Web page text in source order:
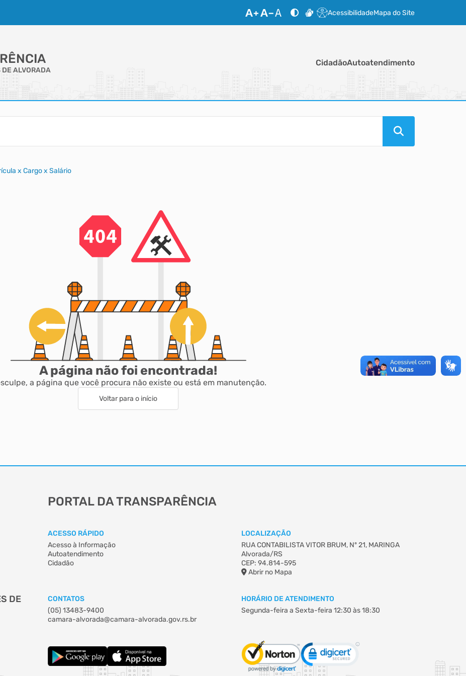
AcessibilidadeMapa do Site
ALVORADA
CidadãoAutoatendimento
x Cargo x Salário
A página não foi encontrada!
a página que você procura não existe ou está em manutenção.
Voltar para o início
DE
PORTAL DA TRANSPARÊNCIA
ACESSO RÁPIDO
Acesso à Informação
Autoatendimento
Cidadão
LOCALIZAÇÃO
RUA CONTABILISTA VITOR BRUM, Nº 21, MARINGA
Alvorada/RS
CEP: 94.814-595
Abrir no Mapa
CONTATOS
(05) 13483-9400
camara-alvorada@camara-alvorada.gov.rs.br
HORÁRIO DE ATENDIMENTO
Segunda-feira a Sexta-feira 12:30 às 18:30